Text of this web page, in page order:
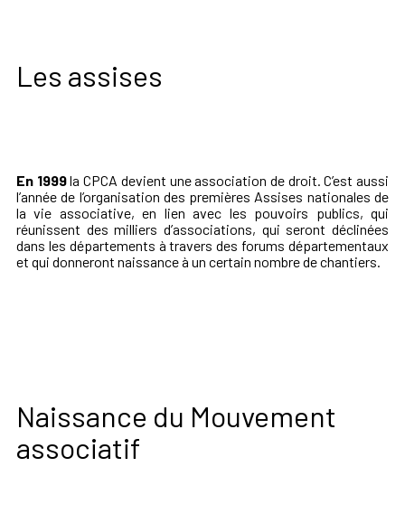
Les assises
En 1999la CPCA devient une association de droit. C’est aussi
l’année de l’organisation des premières Assises nationales de
la vie associative, en lien avec les pouvoirs publics, qui
réunissent des milliers d’associations, qui seront déclinées
dans les départements à travers des forums départementaux
et qui donneront naissance à un certain nombre de chantiers.
Naissance du Mouvement
associatif